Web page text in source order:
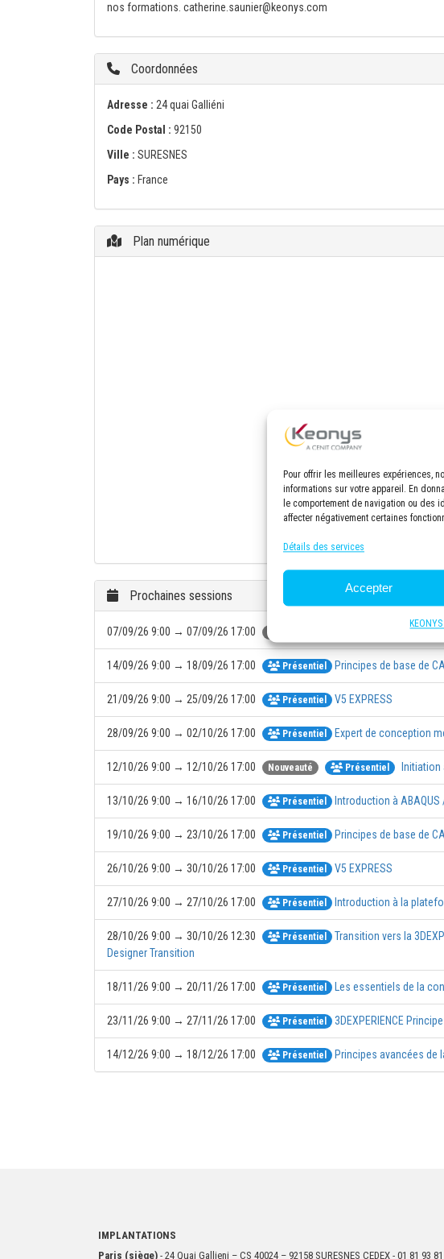
Pour offrir les meilleures expériences,
informations sur votre appareil. En
le comportement de navigation ou des
affecter négativement certaines
Détails des services
Accepter
nos formations. catherine.saunier@keonys.com
Coordonnées
Adresse : 24 quai Galliéni
Code Postal : 92150
Ville : SURESNES
Pays : France
Plan numérique
Prochaines sessions
07/09/26 9:00 → 07/09/26 17:00
14/09/26 9:00 → 18/09/26 17:00 Présentiel Principes de base de
21/09/26 9:00 → 25/09/26 17:00 Présentiel V5 EXPRESS
28/09/26 9:00 → 02/10/26 17:00 Présentiel Expert de conception
12/10/26 9:00 → 12/10/26 17:00 Nouveauté Présentiel Initiation
13/10/26 9:00 → 16/10/26 17:00 Présentiel Introduction à
19/10/26 9:00 → 23/10/26 17:00 Présentiel Principes de base de
26/10/26 9:00 → 30/10/26 17:00 Présentiel V5 EXPRESS
27/10/26 9:00 → 27/10/26 17:00 Présentiel Introduction à la
28/10/26 9:00 → 30/10/26 12:30 Présentiel
Transition vers la
Designer Transition
18/11/26 9:00 → 20/11/26 17:00 Présentiel Les essentiels de la
23/11/26 9:00 → 27/11/26 17:00 Présentiel 3DEXPERIENCE
14/12/26 9:00 → 18/12/26 17:00 Présentiel Principes avancées de
IMPLANTATIONS
Paris (siège) - 24 Quai Gallieni – CS 40024 – 92158 SURESNES CEDEX - 01 81 93 81